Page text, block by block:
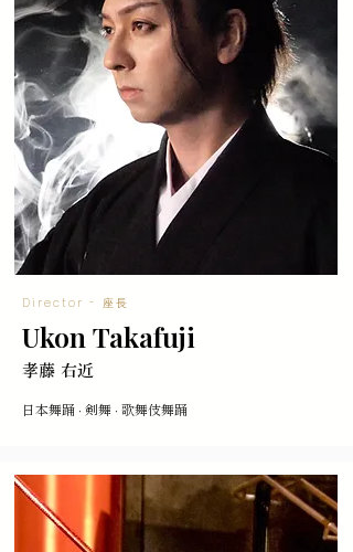
Director - 座長
Ukon Takafuji
孝藤 右近
日本舞踊 · 剣舞 · 歌舞伎舞踊